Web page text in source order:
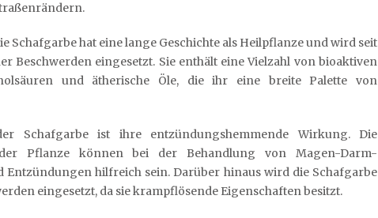
Schafgarbe hat eine lange Geschichte als Heilpflanze und wird seit
Beschwerden eingesetzt. Sie enthält eine Vielzahl von bioaktiven
und ätherische Öle, die ihr eine breite Palette von
Schafgarbe ist ihre entzündungshemmende Wirkung. Die
der Pflanze können bei der Behandlung von Magen-Darm-
Entzündungen hilfreich sein. Darüber hinaus wird die Schafgarbe
eingesetzt, da sie krampflösende Eigenschaften besitzt.